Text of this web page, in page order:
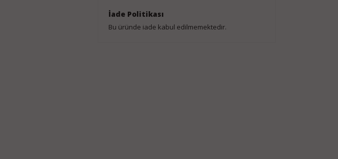
İade Politikası
Bu üründe iade kabul edilmemektedir.